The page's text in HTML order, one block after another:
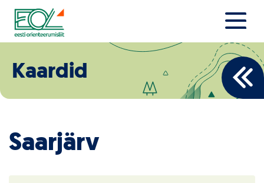
Liigu
sisu
juurde
Estonian Orienteering Federation
Eesti Orienteerumine 100!
Toetamine
Kaardid
Saarjärv